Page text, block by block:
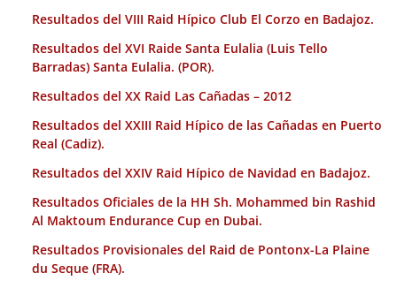
Resultados del VIII Raid Hípico Club El Corzo en Badajoz.
Resultados del XVI Raide Santa Eulalia (Luis Tello
Barradas) Santa Eulalia. (POR).
Resultados del XX Raid Las Cañadas – 2012
Resultados del XXIII Raid Hípico de las Cañadas en Puerto
Real (Cadiz).
Resultados del XXIV Raid Hípico de Navidad en Badajoz.
Resultados Oficiales de la HH Sh. Mohammed bin Rashid
Al Maktoum Endurance Cup en Dubai.
Resultados Provisionales del Raid de Pontonx-La Plaine
du Seque (FRA).